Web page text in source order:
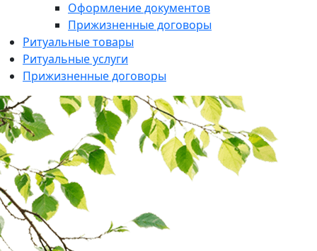
Оформление документов
Прижизненные договоры
Ритуальные товары
Ритуальные услуги
Прижизненные договоры